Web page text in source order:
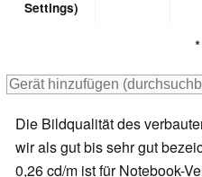
Settings)
Die Bildqualität des
wir als gut bis sehr gut
0,26 cd/m ist für Notebook-